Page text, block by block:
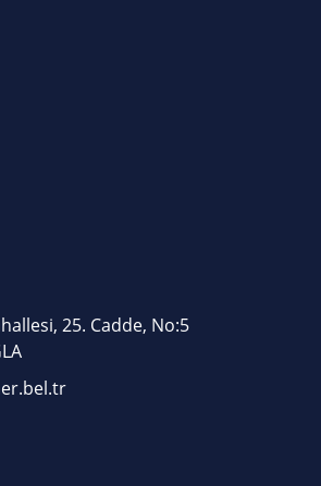
25. Cadde, No:5